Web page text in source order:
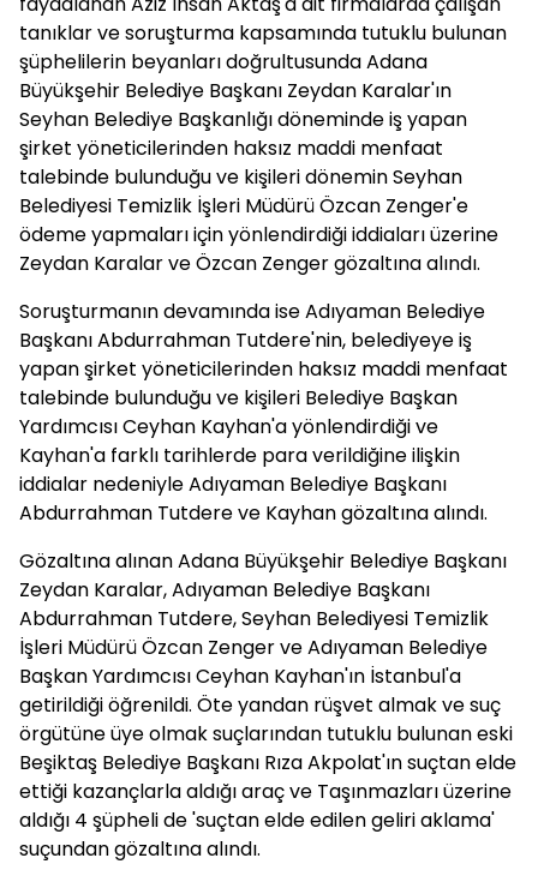
tanıklar ve soruşturma kapsamında tutuklu bulunan
şüphelilerin beyanları doğrultusunda Adana
Büyükşehir Belediye Başkanı Zeydan Karalar'ın
Seyhan Belediye Başkanlığı döneminde iş yapan
şirket yöneticilerinden haksız maddi menfaat
talebinde bulunduğu ve kişileri dönemin Seyhan
Belediyesi Temizlik İşleri Müdürü Özcan Zenger'e
ödeme yapmaları için yönlendirdiği iddiaları üzerine
Zeydan Karalar ve Özcan Zenger gözaltına alındı.
Soruşturmanın devamında ise Adıyaman Belediye
Başkanı Abdurrahman Tutdere'nin, belediyeye iş
yapan şirket yöneticilerinden haksız maddi menfaat
talebinde bulunduğu ve kişileri Belediye Başkan
Yardımcısı Ceyhan Kayhan'a yönlendirdiği ve
Kayhan'a farklı tarihlerde para verildiğine ilişkin
iddialar nedeniyle Adıyaman Belediye Başkanı
Abdurrahman Tutdere ve Kayhan gözaltına alındı.
Gözaltına alınan Adana Büyükşehir Belediye Başkanı
Zeydan Karalar, Adıyaman Belediye Başkanı
Abdurrahman Tutdere, Seyhan Belediyesi Temizlik
İşleri Müdürü Özcan Zenger ve Adıyaman Belediye
Başkan Yardımcısı Ceyhan Kayhan'ın İstanbul'a
getirildiği öğrenildi. Öte yandan rüşvet almak ve suç
örgütüne üye olmak suçlarından tutuklu bulunan eski
Beşiktaş Belediye Başkanı Rıza Akpolat'ın suçtan elde
ettiği kazançlarla aldığı araç ve Taşınmazları üzerine
aldığı 4 şüpheli de 'suçtan elde edilen geliri aklama'
suçundan gözaltına alındı.